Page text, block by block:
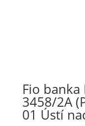
Fio
3458/2A
01 Ústí